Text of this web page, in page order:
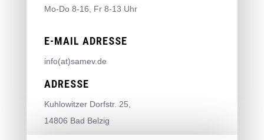
Mo-Do 8-16, Fr 8-13 Uhr
E-MAIL ADRESSE
info(at)samev.de
ADRESSE
Kuhlowitzer Dorfstr. 25,
14806 Bad Belzig